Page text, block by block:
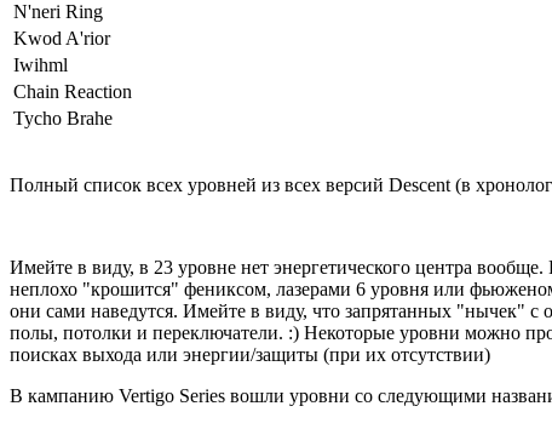
N'neri Ring
Kwod A'rior
Iwihml
Chain Reaction
Tycho Brahe
Полный список всех уровней из всех версий Descent (в
Имейте в виду, в 23 уровне нет энергетического центра
неплохо "крошится" фениксом, лазерами 6 уровня или
они сами наведутся. Имейте в виду, что запрятанных "нычек"
полы, потолки и переключатели. :) Некоторые уровни можно
поисках выхода или энергии/защиты (при их отсутствии)
В кампанию Vertigo Series вошли уровни со следующими